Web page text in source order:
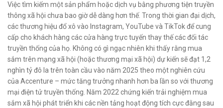
Việc tìm kiếm một sản phẩm hoặc dịch vụ bằng phương tiện truyền
thông xã hội chưa bao giờ dễ dàng hơn thế. Trong thời gian đại dịch,
các thương hiệu đổ xô vào Instagram, YouTube và TikTok để cung
cấp cho khách hàng các cửa hàng trực tuyến thay thế các đối tác
truyền thống của họ. Không có gì ngạc nhiên khi thấy rằng mua
sắm trên mạng xã hội (hoặc thương mại xã hội) dự kiến ​​sẽ đạt 1,2
nghìn tỷ đô la trên toàn cầu vào năm 2025 theo một nghiên cứu
của Accenture – mức tăng trưởng nhanh hơn ba lần so với thương
mại điện tử truyền thống. Năm 2022 chứng kiến ​​trải nghiệm mua
sắm xã hội phát triển khi các nền tảng hoạt động tích cực đằng sau